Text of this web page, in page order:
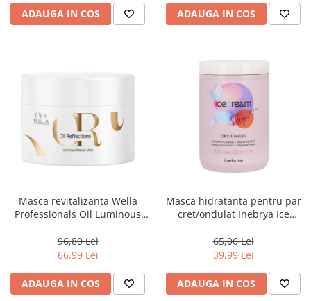
ADAUGA IN COS ADAUGA IN COS
Masca revitalizanta Wella
Professionals Oil Luminous
96,80 Lei
66,99 Lei
ADAUGA IN COS
Masca hidratanta pentru par
cret/ondulat Inebrya Ice
65,06 Lei
39,99 Lei
ADAUGA IN COS